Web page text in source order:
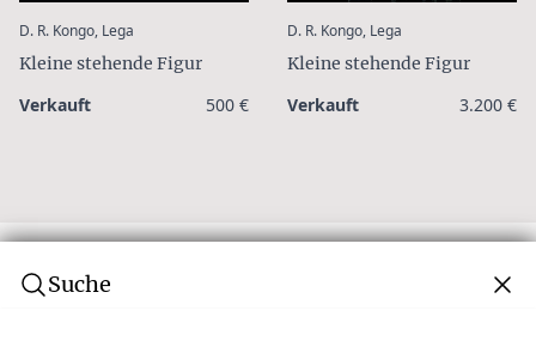
D. R. Kongo, Lega
Kleine stehende Figur
Verkauft 500 €
D. R. Kongo, Lega
Kleine stehende Figur
Verkauft 3.200 €
Suche